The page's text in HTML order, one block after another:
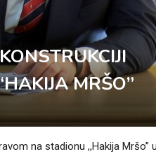
MRŠO”
na stadionu ,,Hakija Mršo”